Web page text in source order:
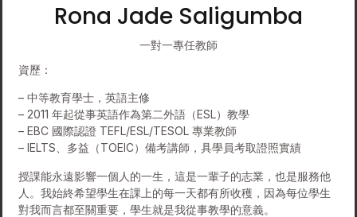
Rona Jade Saligumba
一對一專任教師
資歷：
– 中等教育學士，英語主修
– 2011 年起從事英語作為第二外語（ESL）教學
– EBC 國際認證 TEFL/ESL/TESOL 專業教師
– IELTS、多益（TOEIC）備考講師，具學員考取證照實績
授課能永遠影響一個人的一生，這是一輩子的志業，也是服務他
人。我始終希望學生在課上的每一天都有所收穫，因為每位學生
對我而言都至關重要，學生就是我從事教學的意義。